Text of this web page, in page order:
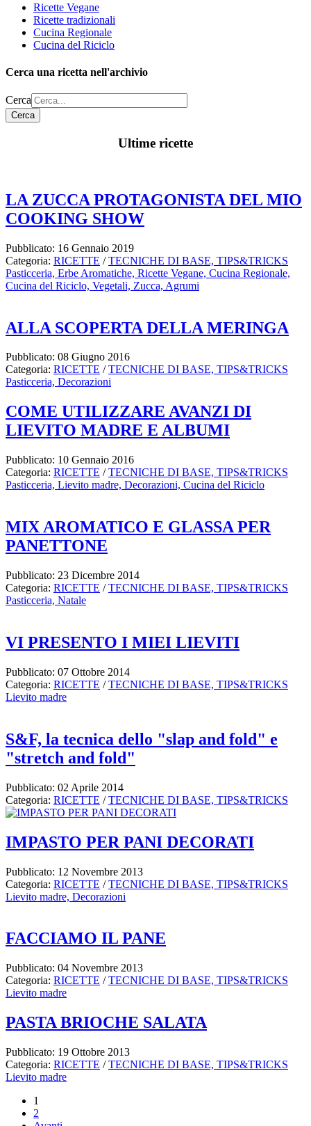
Ricette Vegane
Ricette tradizionali
Cucina Regionale
Cucina del Riciclo
Cerca una ricetta nell'archivio
Cerca
Cerca
Ultime ricette
LA ZUCCA PROTAGONISTA DEL MIO
COOKING SHOW
Pubblicato: 16 Gennaio 2019
Categoria: RICETTE /TECNICHE DI BASE, TIPS&TRICKS
Pasticceria, Erbe Aromatiche, Ricette Vegane, Cucina Regionale,
Cucina del Riciclo, Vegetali, Zucca, Agrumi
ALLA SCOPERTA DELLA MERINGA
Pubblicato: 08 Giugno 2016
Categoria: RICETTE /TECNICHE DI BASE, TIPS&TRICKS
Pasticceria, Decorazioni
COME UTILIZZARE AVANZI DI
LIEVITO MADRE E ALBUMI
Pubblicato: 10 Gennaio 2016
Categoria: RICETTE /TECNICHE DI BASE, TIPS&TRICKS
Pasticceria, Lievito madre, Decorazioni, Cucina del Riciclo
MIX AROMATICO E GLASSA PER
PANETTONE
Pubblicato: 23 Dicembre 2014
Categoria: RICETTE /TECNICHE DI BASE, TIPS&TRICKS
Pasticceria, Natale
VI PRESENTO I MIEI LIEVITI
Pubblicato: 07 Ottobre 2014
Categoria: RICETTE /TECNICHE DI BASE, TIPS&TRICKS
Lievito madre
S&F, la tecnica dello "slap and fold" e
"stretch and fold"
Pubblicato: 02 Aprile 2014
Categoria: RICETTE /TECNICHE DI BASE, TIPS&TRICKS
IMPASTO PER PANI DECORATI
Pubblicato: 12 Novembre 2013
Categoria: RICETTE /TECNICHE DI BASE, TIPS&TRICKS
Lievito madre, Decorazioni
FACCIAMO IL PANE
Pubblicato: 04 Novembre 2013
Categoria: RICETTE /TECNICHE DI BASE, TIPS&TRICKS
Lievito madre
PASTA BRIOCHE SALATA
Pubblicato: 19 Ottobre 2013
Categoria: RICETTE /TECNICHE DI BASE, TIPS&TRICKS
Lievito madre
1
2